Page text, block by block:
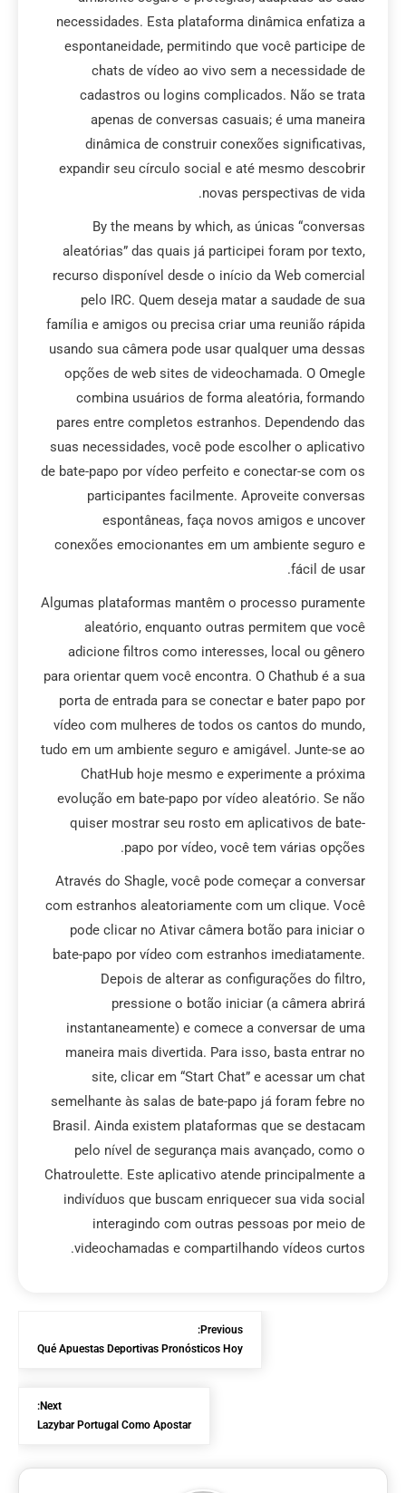
necessidades. Esta plataforma dinâmica enfatiza a
espontaneidade, permitindo que você participe de
chats de vídeo ao vivo sem a necessidade de
cadastros ou logins complicados. Não se trata
apenas de conversas casuais; é uma maneira
dinâmica de construir conexões significativas,
expandir seu círculo social e até mesmo descobrir
novas perspectivas de vida.
By the means by which, as únicas “conversas
aleatórias” das quais já participei foram por texto,
recurso disponível desde o início da Web comercial
pelo IRC. Quem deseja matar a saudade de sua
família e amigos ou precisa criar uma reunião rápida
usando sua câmera pode usar qualquer uma dessas
opções de web sites de videochamada. O Omegle
combina usuários de forma aleatória, formando
pares entre completos estranhos. Dependendo das
suas necessidades, você pode escolher o aplicativo
de bate-papo por vídeo perfeito e conectar-se com os
participantes facilmente. Aproveite conversas
espontâneas, faça novos amigos e uncover
conexões emocionantes em um ambiente seguro e
fácil de usar.
Algumas plataformas mantêm o processo puramente
aleatório, enquanto outras permitem que você
adicione filtros como interesses, local ou gênero
para orientar quem você encontra. O Chathub é a sua
porta de entrada para se conectar e bater papo por
vídeo com mulheres de todos os cantos do mundo,
tudo em um ambiente seguro e amigável. Junte-se ao
ChatHub hoje mesmo e experimente a próxima
evolução em bate-papo por vídeo aleatório. Se não
quiser mostrar seu rosto em aplicativos de bate-
papo por vídeo, você tem várias opções.
Através do Shagle, você pode começar a conversar
com estranhos aleatoriamente com um clique. Você
pode clicar no Ativar câmera botão para iniciar o
bate-papo por vídeo com estranhos imediatamente.
Depois de alterar as configurações do filtro,
pressione o botão iniciar (a câmera abrirá
instantaneamente) e comece a conversar de uma
maneira mais divertida. Para isso, basta entrar no
site, clicar em “Start Chat” e acessar um chat
semelhante às salas de bate-papo já foram febre no
Brasil. Ainda existem plataformas que se destacam
pelo nível de segurança mais avançado, como o
Chatroulette. Este aplicativo atende principalmente a
indivíduos que buscam enriquecer sua vida social
interagindo com outras pessoas por meio de
videochamadas e compartilhando vídeos curtos.
Previous:
Qué Apuestas Deportivas Pronósticos Hoy
Next:
Lazybar Portugal Como Apostar